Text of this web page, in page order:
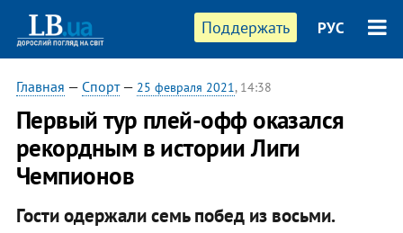
Поддержать РУС
Главная — Спорт— 25 февраля 2021, 14:38
Первый тур плей-офф оказался
рекордным в истории Лиги
Чемпионов
Гости одержали семь побед из восьми.